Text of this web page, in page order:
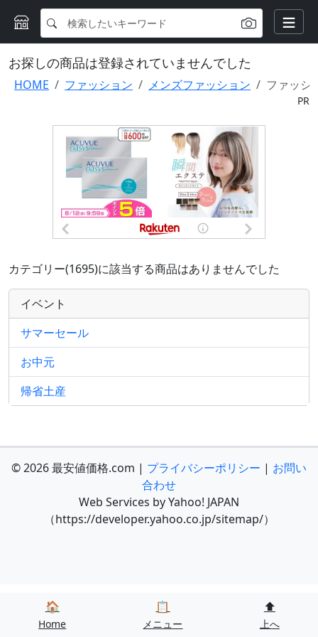
お探しの商品は登録されていませんでした
HOME ファッション メンズファッション ファッシ
PR
カテゴリー(1695)に該当する商品はありませんでした
イベント
サマーセール
お中元
帰省土産
© 2026 最安値価格.com | プライバシーポリシー | お問い
合わせ
Web Services by Yahoo! JAPAN
（https://developer.yahoo.co.jp/sitemap/）
🏠
Home
📋
メニュー
⬆️
上へ